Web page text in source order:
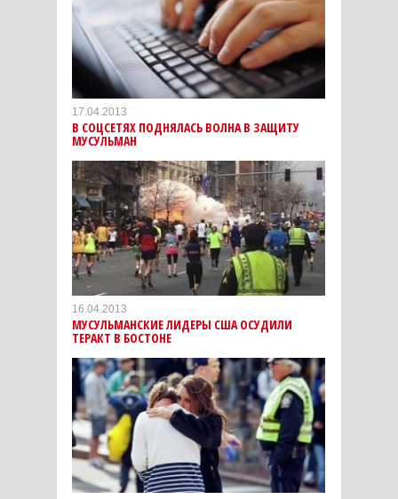
17.04.2013
В СОЦСЕТЯХ ПОДНЯЛАСЬ ВОЛНА В ЗАЩИТУ
МУСУЛЬМАН
16.04.2013
МУСУЛЬМАНСКИЕ ЛИДЕРЫ США ОСУДИЛИ
ТЕРАКТ В БОСТОНЕ